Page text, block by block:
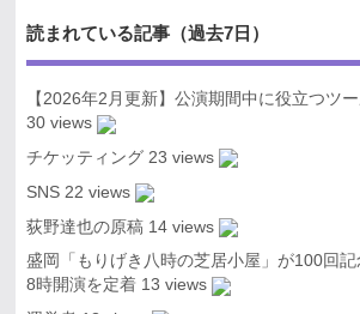
読まれている記事（過去7日）
【2026年2月更新】公演期間中に役立つツ
30 views
チケッティング 23 views
SNS 22 views
荻野達也の原稿 14 views
盛岡「もりげき八時の芝居小屋」が100回記
8時開演を定着 13 views